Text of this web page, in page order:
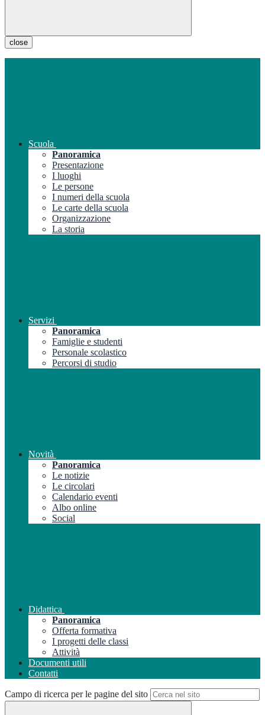
close
Scuola
Panoramica
Presentazione
I luoghi
Le persone
I numeri della scuola
Le carte della scuola
Organizzazione
La storia
Servizi
Panoramica
Famiglie e studenti
Personale scolastico
Percorsi di studio
Novità
Panoramica
Le notizie
Le circolari
Calendario eventi
Albo online
Social
Didattica
Panoramica
Offerta formativa
I progetti delle classi
Attività
Documenti utili
Contatti
Campo di ricerca per le pagine del sito